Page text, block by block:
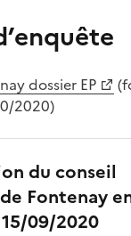
dossier EP
2020)
du conseil
Fontenay
09/2020